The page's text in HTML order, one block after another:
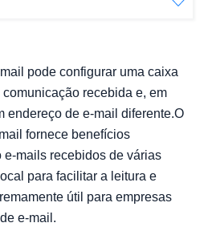
um encaminhador de
pode configurar uma caixa
recebida e, em
endereço de e-mail diferente.O
fornece benefícios
mails recebidos de várias
para facilitar a leitura e
útil para empresas
e-mail.